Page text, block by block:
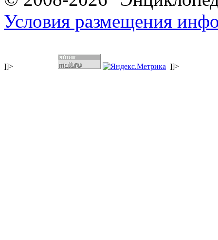
Условия размещения
]]> ]]>